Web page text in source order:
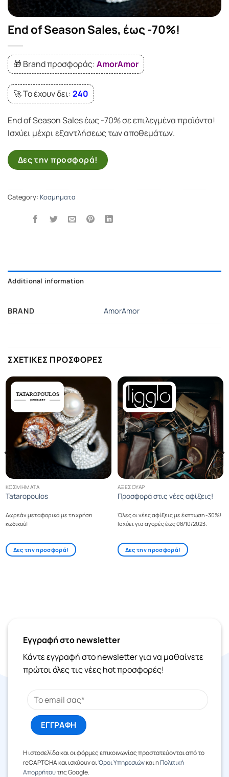
End of Season Sales, έως -70%!
🎁 Brand προσφοράς:AmorAmor
🚀 Το έχουν δει:240
End of Season Sales έως -70% σε επιλεγμένα προϊόντα!
Ισχύει μέχρι εξαντλήσεως των αποθεμάτων.
Δες την προσφορά!
Category: Κοσμήματα
Additional information
BRAND AmorAmor
ΣΧΕΤΙΚΕΣ ΠΡΟΣΦΟΡΕΣ
ΚΟΣΜΉΜΑΤΑ
Tataropoulos
Δωρεάν μεταφορικά με τη χρήση
κωδικού!
Δες την προσφορά!
ΑΞΕΣΟΥΆΡ
Προσφορά στις νέες αφίξεις!
Όλες οι νέες αφίξεις με έκπτωση -30%!
Ισχύει για αγορές έως 08/10/2023.
Δες την προσφορά!
Εγγραφή στο newsletter
Κάντε εγγραφή στο newsletter για να μαθαίνετε
πρώτοι όλες τις νέες hot προσφορές!
Η ιστοσελίδα και οι φόρμες επικοινωνίας προστατεύονται από το
reCAPTCHA και ισχύουν οιΌροι Υπηρεσιώνκαι ηΠολιτική
Απορρήτουτης Google.